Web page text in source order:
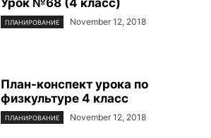
Урок №68 (4 класс)
ПЛАНИРОВАНИЕ November 12, 2018
План-конспект урока по
физкультуре 4 класс
ПЛАНИРОВАНИЕ November 12, 2018